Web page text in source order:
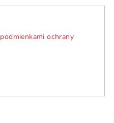
podmienkami ochrany